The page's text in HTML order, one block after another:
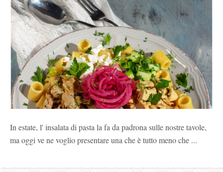
In estate, l' insalata di pasta la fa da padrona sulle nostre tavole,
ma oggi ve ne voglio presentare una che è tutto meno che ...